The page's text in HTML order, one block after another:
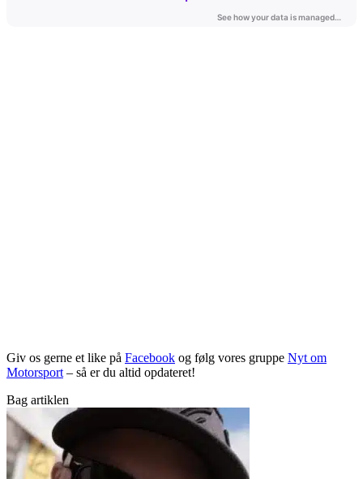
Giv os gerne et like på Facebook og følg vores gruppe Nyt om
Motorsport– så er du altid opdateret!
Bag artiklen